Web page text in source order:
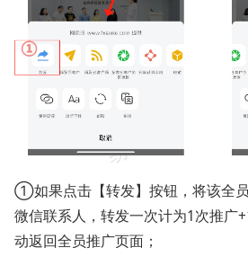
①如果点击【转发】按钮，将该全
微信联系人，转发一次计为1次推广
动返回全员推广页面；